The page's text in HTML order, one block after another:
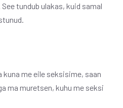
tundub ulakas, kuid samal
me eile seksisime, saan
ma muretsen, kuhu me seksi